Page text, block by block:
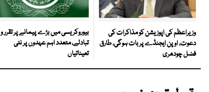
وزیراعظم کی اپوزیشن کو مذاکرات کی
دعوت، اوپن ایجنڈے پر بات ہوگی، طارق
فضل چودھری
بیوروکریسی میں بڑے پیمانے پر تقرر و
تبادلے، متعدد اہم عہدوں پر نئی
تعیناتیاں